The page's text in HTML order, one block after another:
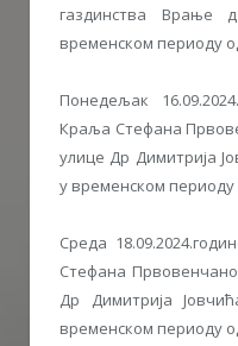
газдинства
временском периоду
Понедељак
Краља Стефана
улице Др Димитрија
у временском периоду
Среда
Стефана
Др Димитрија
временском периоду